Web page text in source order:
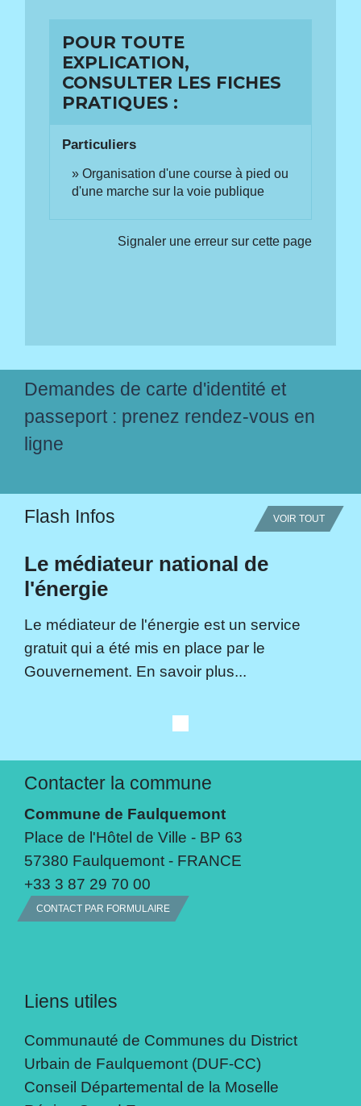
POUR TOUTE
EXPLICATION,
CONSULTER LES FICHES
PRATIQUES :
Particuliers
Organisation d'une course à pied ou
d'une marche sur la voie publique
Signaler une erreur sur cette page
Demandes de carte d'identité et
passeport : prenez rendez-vous en
ligne
Flash Infos VOIR TOUT
Le médiateur national de
l'énergie
Le médiateur de l'énergie est un service
gratuit qui a été mis en place par le
Gouvernement. En savoir plus...
Contacter la commune
Commune de Faulquemont
Place de l'Hôtel de Ville - BP 63
57380 Faulquemont - FRANCE
+33 3 87 29 70 00
CONTACT PAR FORMULAIRE
Liens utiles
Communauté de Communes du District
Urbain de Faulquemont (DUF-CC)
Conseil Départemental de la Moselle